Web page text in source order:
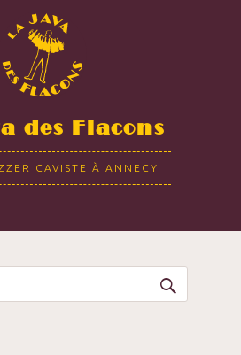
des Flacons
CAVISTE À ANNECY